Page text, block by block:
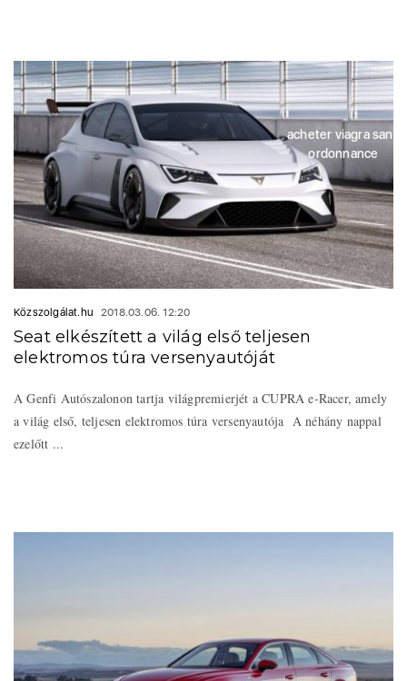
Közszolgálat.hu 2018.03.06. 12:20
Seat elkészített a világ első teljesen
elektromos túra versenyautóját
A Genfi Autószalonon tartja világpremierjét a CUPRA e-Racer, amely
a világ első, teljesen elektromos túra versenyautója A néhány nappal
ezelőtt ...
acheter viagra sans
ordonnance